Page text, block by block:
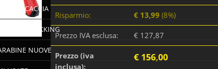
Risparmio: € 13,99 (8%)
Prezzo IVA esclusa: € 127,87
Prezzo (iva
inclusa):
€ 156,00
CACCIA
E TREKKING
NUOVE